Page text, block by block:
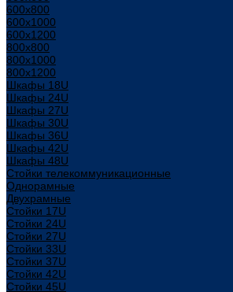
600x800
600х1000
600х1200
800x800
800х1000
800х1200
Шкафы 18U
Шкафы 24U
Шкафы 27U
Шкафы 30U
Шкафы 36U
Шкафы 42U
Шкафы 48U
Стойки телекоммуникационные
Однорамные
Двухрамные
Стойки 17U
Стойки 24U
Стойки 27U
Стойки 33U
Стойки 37U
Стойки 42U
Стойки 45U